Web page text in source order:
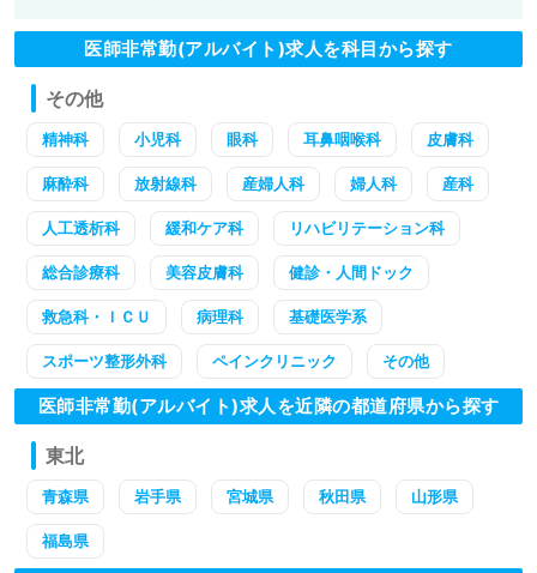
医師非常勤(アルバイト)求人を科目から探す
その他
精神科 小児科 眼科 耳鼻咽喉科 皮膚科
麻酔科 放射線科 産婦人科 婦人科 産科
人工透析科 緩和ケア科 リハビリテーション科
総合診療科 美容皮膚科 健診・人間ドック
救急科・ＩＣＵ 病理科 基礎医学系
スポーツ整形外科 ペインクリニック その他
医師非常勤(アルバイト)求人を近隣の都道府県から探す
東北
青森県 岩手県 宮城県 秋田県 山形県
福島県